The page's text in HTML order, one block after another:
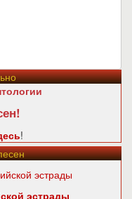
!
эстрады